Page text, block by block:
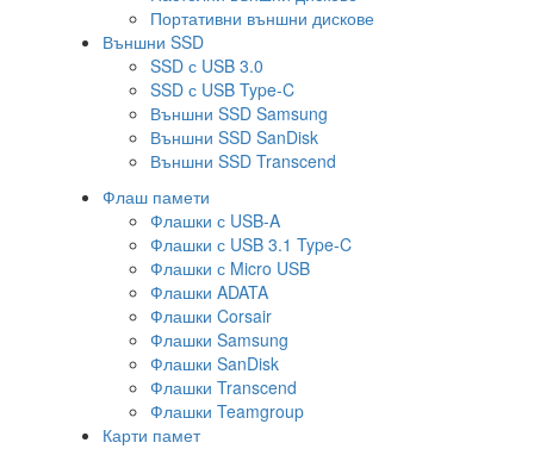
Портативни външни дискове
Външни SSD
SSD с USB 3.0
SSD с USB Type-C
Външни SSD Samsung
Външни SSD SanDisk
Външни SSD Transcend
Флаш памети
Флашки с USB-A
Флашки с USB 3.1 Type-C
Флашки с Micro USB
Флашки ADATA
Флашки Corsair
Флашки Samsung
Флашки SanDisk
Флашки Transcend
Флашки Teamgroup
Карти памет